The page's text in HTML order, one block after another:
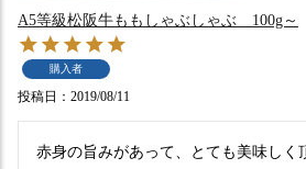
A5等級松阪牛ももしゃぶしゃぶ 100g～
購入者
投稿日 2019/08/11
赤身の旨みがあって、とても美味しく